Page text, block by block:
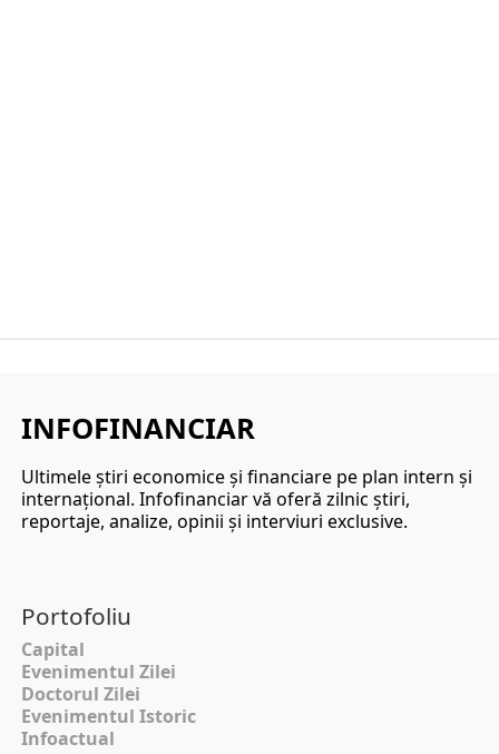
INFOFINANCIAR
Ultimele ştiri economice şi financiare pe plan intern şi
internaţional. Infofinanciar vă oferă zilnic ştiri,
reportaje, analize, opinii şi interviuri exclusive.
Portofoliu
Capital
Evenimentul Zilei
Doctorul Zilei
Evenimentul Istoric
Infoactual